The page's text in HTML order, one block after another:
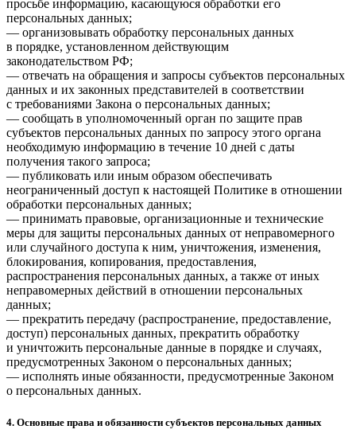
просьбе информацию, касающуюся обработки его
персональных данных;
— организовывать обработку персональных данных
в порядке, установленном действующим
законодательством РФ;
— отвечать на обращения и запросы субъектов персональных
данных и их законных представителей в соответствии
с требованиями Закона о персональных данных;
— сообщать в уполномоченный орган по защите прав
субъектов персональных данных по запросу этого органа
необходимую информацию в течение 10 дней с даты
получения такого запроса;
— публиковать или иным образом обеспечивать
неограниченный доступ к настоящей Политике в отношении
обработки персональных данных;
— принимать правовые, организационные и технические
меры для защиты персональных данных от неправомерного
или случайного доступа к ним, уничтожения, изменения,
блокирования, копирования, предоставления,
распространения персональных данных, а также от иных
неправомерных действий в отношении персональных
данных;
— прекратить передачу (распространение, предоставление,
доступ) персональных данных, прекратить обработку
и уничтожить персональные данные в порядке и случаях,
предусмотренных Законом о персональных данных;
— исполнять иные обязанности, предусмотренные Законом
о персональных данных.
4. Основные права и обязанности субъектов персональных данных